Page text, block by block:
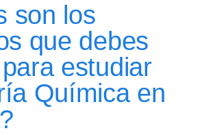
son los
que debes
estudiar
Química en